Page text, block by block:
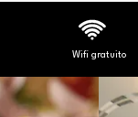
Wifi gratuito